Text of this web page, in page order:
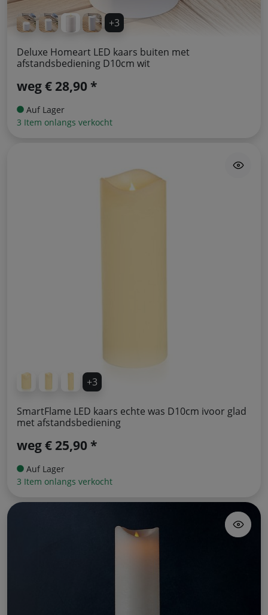
+3
Deluxe Homeart LED kaars buiten met
afstandsbediening D10cm wit
weg€ 28,90 *
Auf Lager
3 Item onlangs verkocht
+3
SmartFlame LED kaars echte was D10cm ivoor glad
met afstandsbediening
weg€ 25,90 *
Auf Lager
3 Item onlangs verkocht